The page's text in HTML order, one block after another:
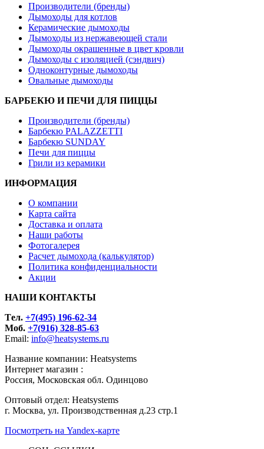
Производители (бренды)
Дымоходы для котлов
Керамические дымоходы
Дымоходы из нержавеющей стали
Дымоходы окрашенные в цвет кровли
Дымоходы с изоляцией (сэндвич)
Одноконтурные дымоходы
Овальные дымоходы
БАРБЕКЮ И ПЕЧИ ДЛЯ ПИЦЦЫ
Производители (бренды)
Барбекю PALAZZETTI
Барбекю SUNDAY
Печи для пиццы
Грили из керамики
ИНФОРМАЦИЯ
О компании
Карта сайта
Доставка и оплата
Наши работы
Фотогалерея
Расчет дымохода (калькулятор)
Политика конфиденциальности
Акции
НАШИ КОНТАКТЫ
Tел. +7(495) 196-62-34
Моб. +7(916) 328-85-63
Email: info@heatsystems.ru
Название компании: Heatsystems
Интернет магазин :
Россия, Московская обл. Одинцово
Оптовый отдел: Heatsystems
г. Москва, ул. Производственная д.23 стр.1
Посмотреть на Yandex-карте